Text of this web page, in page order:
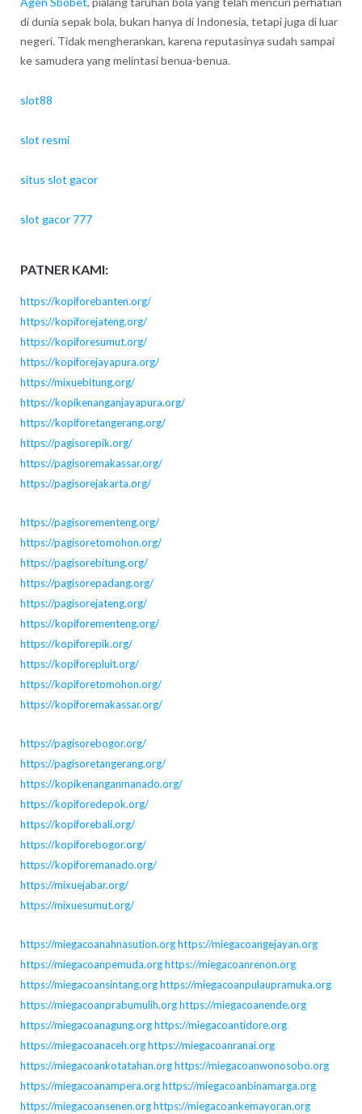
di dunia sepak bola, bukan hanya di Indonesia, tetapi juga di luar
negeri. Tidak mengherankan, karena reputasinya sudah sampai
ke samudera yang melintasi benua-benua.
slot88
slot resmi
situs slot gacor
slot gacor 777
PATNER KAMI:
https://kopiforebanten.org/
https://kopiforejateng.org/
https://kopiforesumut.org/
https://kopiforejayapura.org/
https://mixuebitung.org/
https://kopikenanganjayapura.org/
https://kopiforetangerang.org/
https://pagisorepik.org/
https://pagisoremakassar.org/
https://pagisorejakarta.org/
https://pagisorementeng.org/
https://pagisoretomohon.org/
https://pagisorebitung.org/
https://pagisorepadang.org/
https://pagisorejateng.org/
https://kopiforementeng.org/
https://kopiforepik.org/
https://kopiforepluit.org/
https://kopiforetomohon.org/
https://kopiforemakassar.org/
https://pagisorebogor.org/
https://pagisoretangerang.org/
https://kopikenanganmanado.org/
https://kopiforedepok.org/
https://kopiforebali.org/
https://kopiforebogor.org/
https://kopiforemanado.org/
https://mixuejabar.org/
https://mixuesumut.org/
https://miegacoanahnasution.orghttps://miegacoangejayan.org
https://miegacoanpemuda.orghttps://miegacoanrenon.org
https://miegacoansintang.orghttps://miegacoanpulaupramuka.org
https://miegacoanprabumulih.orghttps://miegacoanende.org
https://miegacoanagung.orghttps://miegacoantidore.org
https://miegacoanaceh.orghttps://miegacoanranai.org
https://miegacoankotatahan.orghttps://miegacoanwonosobo.org
https://miegacoanampera.orghttps://miegacoanbinamarga.org
https://miegacoansenen.orghttps://miegacoankemayoran.org